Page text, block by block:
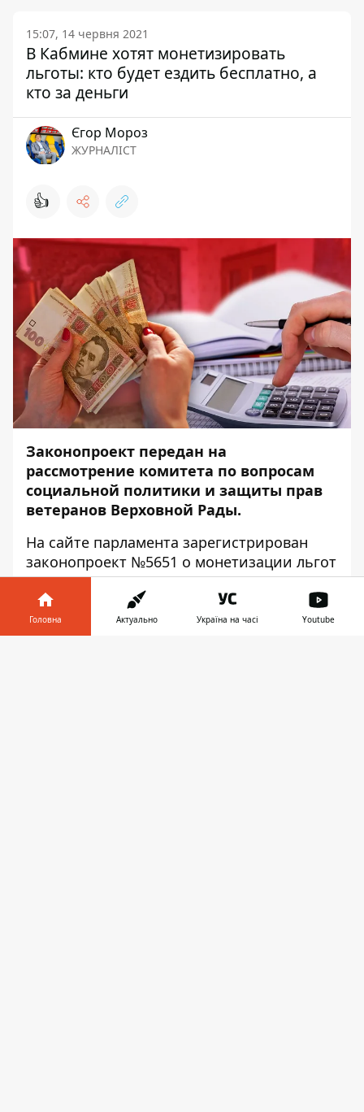
15:07, 14 червня 2021
В Кабмине хотят монетизировать
льготы: кто будет ездить бесплатно, а
кто за деньги
Єгор Мороз
ЖУРНАЛІСТ
👍
Законопроект передан на
рассмотрение комитета по вопросам
социальной политики и защиты прав
ветеранов Верховной Рады.
На сайте парламента зарегистрирован
законопроект №5651 о монетизации льгот
на проезд, оплату коммуналки и
капитальный ремонт жилья за счет
местных громад. Автор инициативы –
премьер-министр Денис Шмыгаль.
Головна Актуально Україна на часі Youtube